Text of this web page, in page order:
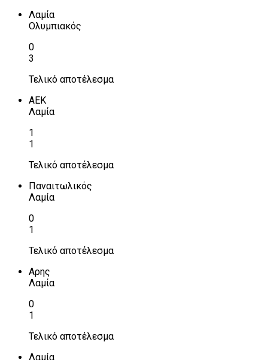
Λαμία
Ολυμπιακός
0
3
Τελικό αποτέλεσμα
ΑΕΚ
Λαμία
1
1
Τελικό αποτέλεσμα
Παναιτωλικός
Λαμία
0
1
Τελικό αποτέλεσμα
Αρης
Λαμία
0
1
Τελικό αποτέλεσμα
Λαμία